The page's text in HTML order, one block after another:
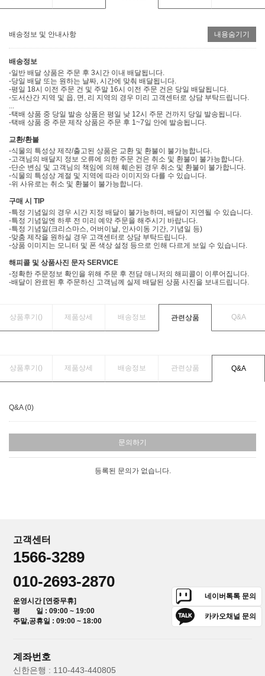
배송정보 및 안내사항 내용숨기기
배송정보
-일반 배달 상품은 주문 후 3시간 이내 배달됩니다.
-당일 배달 또는 원하는 날짜, 시간에 맞춰 배달됩니다.
-평일 18시 이전 주문 건 및 주말 16시 이전 주문 건은 당일 배달됩니다.
-도서산간 지역 및 읍, 면, 리 지역의 경우 미리 고객센터로 상담 부탁드립니다.
...
-택배 상품 중 당일 발송 상품은 평일 낮 12시 주문 건까지 당일 발송됩니다.
-택배 상품 중 주문 제작 상품은 주문 후 1~7일 안에 발송됩니다.
교환/환불
-식물의 특성상 제작/출고된 상품은 교환 및 환불이 불가능합니다.
-고객님의 배달지 정보 오류에 의한 주문 건은 취소 및 환불이 불가능합니다.
-단순 변심 및 고객님의 책임에 의해 훼손된 경우 취소 및 환불이 불가합니다.
-식물의 특성상 계절 및 지역에 따라 이미지와 다를 수 있습니다.
-위 사유로는 취소 및 환불이 불가능합니다.
구매 시 TIP
-특정 기념일의 경우 시간 지정 배달이 불가능하며, 배달이 지연될 수 있습니다.
-특정 기념일엔 하루 전 미리 예약 주문을 해주시기 바랍니다.
-특정 기념일(크리스마스, 어버이날, 인사이동 기간, 기념일 등)
-맞춤 제작을 원하실 경우 고객센터로 상담 부탁드립니다.
-상품 이미지는 모니터 및 폰 색상 설정 등으로 인해 다르게 보일 수 있습니다.
해피콜 및 상품사진 문자 SERVICE
-정확한 주문정보 확인을 위해 주문 후 전담 매니저의 해피콜이 이루어집니다.
-배달이 완료된 후 주문하신 고객님께 실제 배달된 상품 사진을 보내드립니다.
상품후기() 제품상세 배송정보 관련상품 Q&A
상품후기() 제품상세 배송정보 관련상품 Q&A
Q&A (0)
문의하기
등록된 문의가 없습니다.
고객센터
1566-3289
010-2693-2870
운영시간 [연중무휴]
평 일 : 09:00 ~ 19:00
주말,공휴일 : 09:00 ~ 18:00
네이버톡톡 문의
카카오채널 문의
계좌번호
신한은행 : 110-443-440805